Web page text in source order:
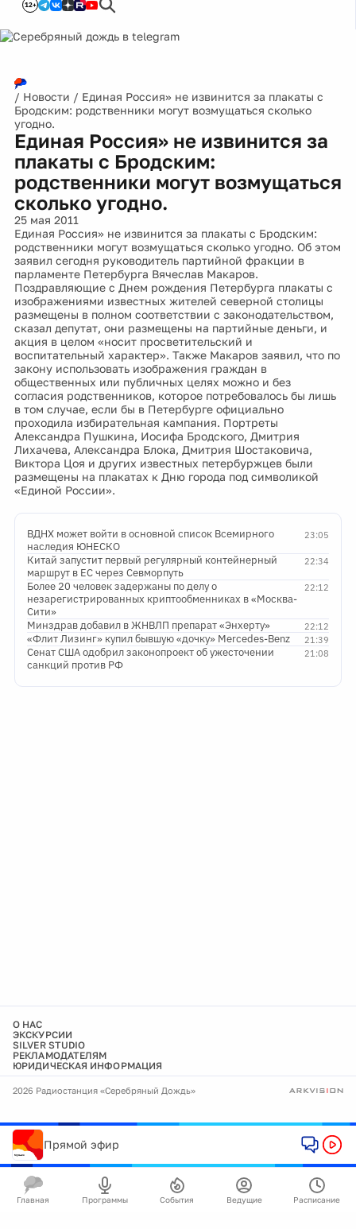
12+
/ Новости / Единая Россия» не извинится за плакаты с
Бродским: родственники могут возмущаться сколько
угодно.
Единая Россия» не извинится за
плакаты с Бродским:
родственники могут возмущаться
сколько угодно.
25 мая 2011
Единая Россия» не извинится за плакаты с Бродским:
родственники могут возмущаться сколько угодно. Об этом
заявил сегодня руководитель партийной фракции в
парламенте Петербурга Вячеслав Макаров.
Поздравляющие с Днем рождения Петербурга плакаты с
изображениями известных жителей северной столицы
размещены в полном соответствии с законодательством,
сказал депутат, они размещены на партийные деньги, и
акция в целом «носит просветительский и
воспитательный характер». Также Макаров заявил, что по
закону использовать изображения граждан в
общественных или публичных целях можно и без
согласия родственников, которое потребовалось бы лишь
в том случае, если бы в Петербурге официально
проходила избирательная кампания. Портреты
Александра Пушкина, Иосифа Бродского, Дмитрия
Лихачева, Александра Блока, Дмитрия Шостаковича,
Виктора Цоя и других известных петербуржцев были
размещены на плакатах к Дню города под символикой
«Единой России».
23:05
ВДНХ может войти в основной список Всемирного
наследия ЮНЕСКО
22:34
Китай запустит первый регулярный контейнерный
маршрут в ЕС через Севморпуть
22:12
Более 20 человек задержаны по делу о
незарегистрированных криптообменниках в «Москва-
Сити»
22:12
Минздрав добавил в ЖНВЛП препарат «Энхерту»
21:39
«Флит Лизинг» купил бывшую «дочку» Mercedes-Benz
21:08
Сенат США одобрил законопроект об ужесточении
санкций против РФ
О НАС
ЭКСКУРСИИ
SILVER STUDIO
РЕКЛАМОДАТЕЛЯМ
ЮРИДИЧЕСКАЯ ИНФОРМАЦИЯ
2026 Радиостанция «Серебряный Дождь»
Прямой эфир
Главная Программы События Ведущие Расписание